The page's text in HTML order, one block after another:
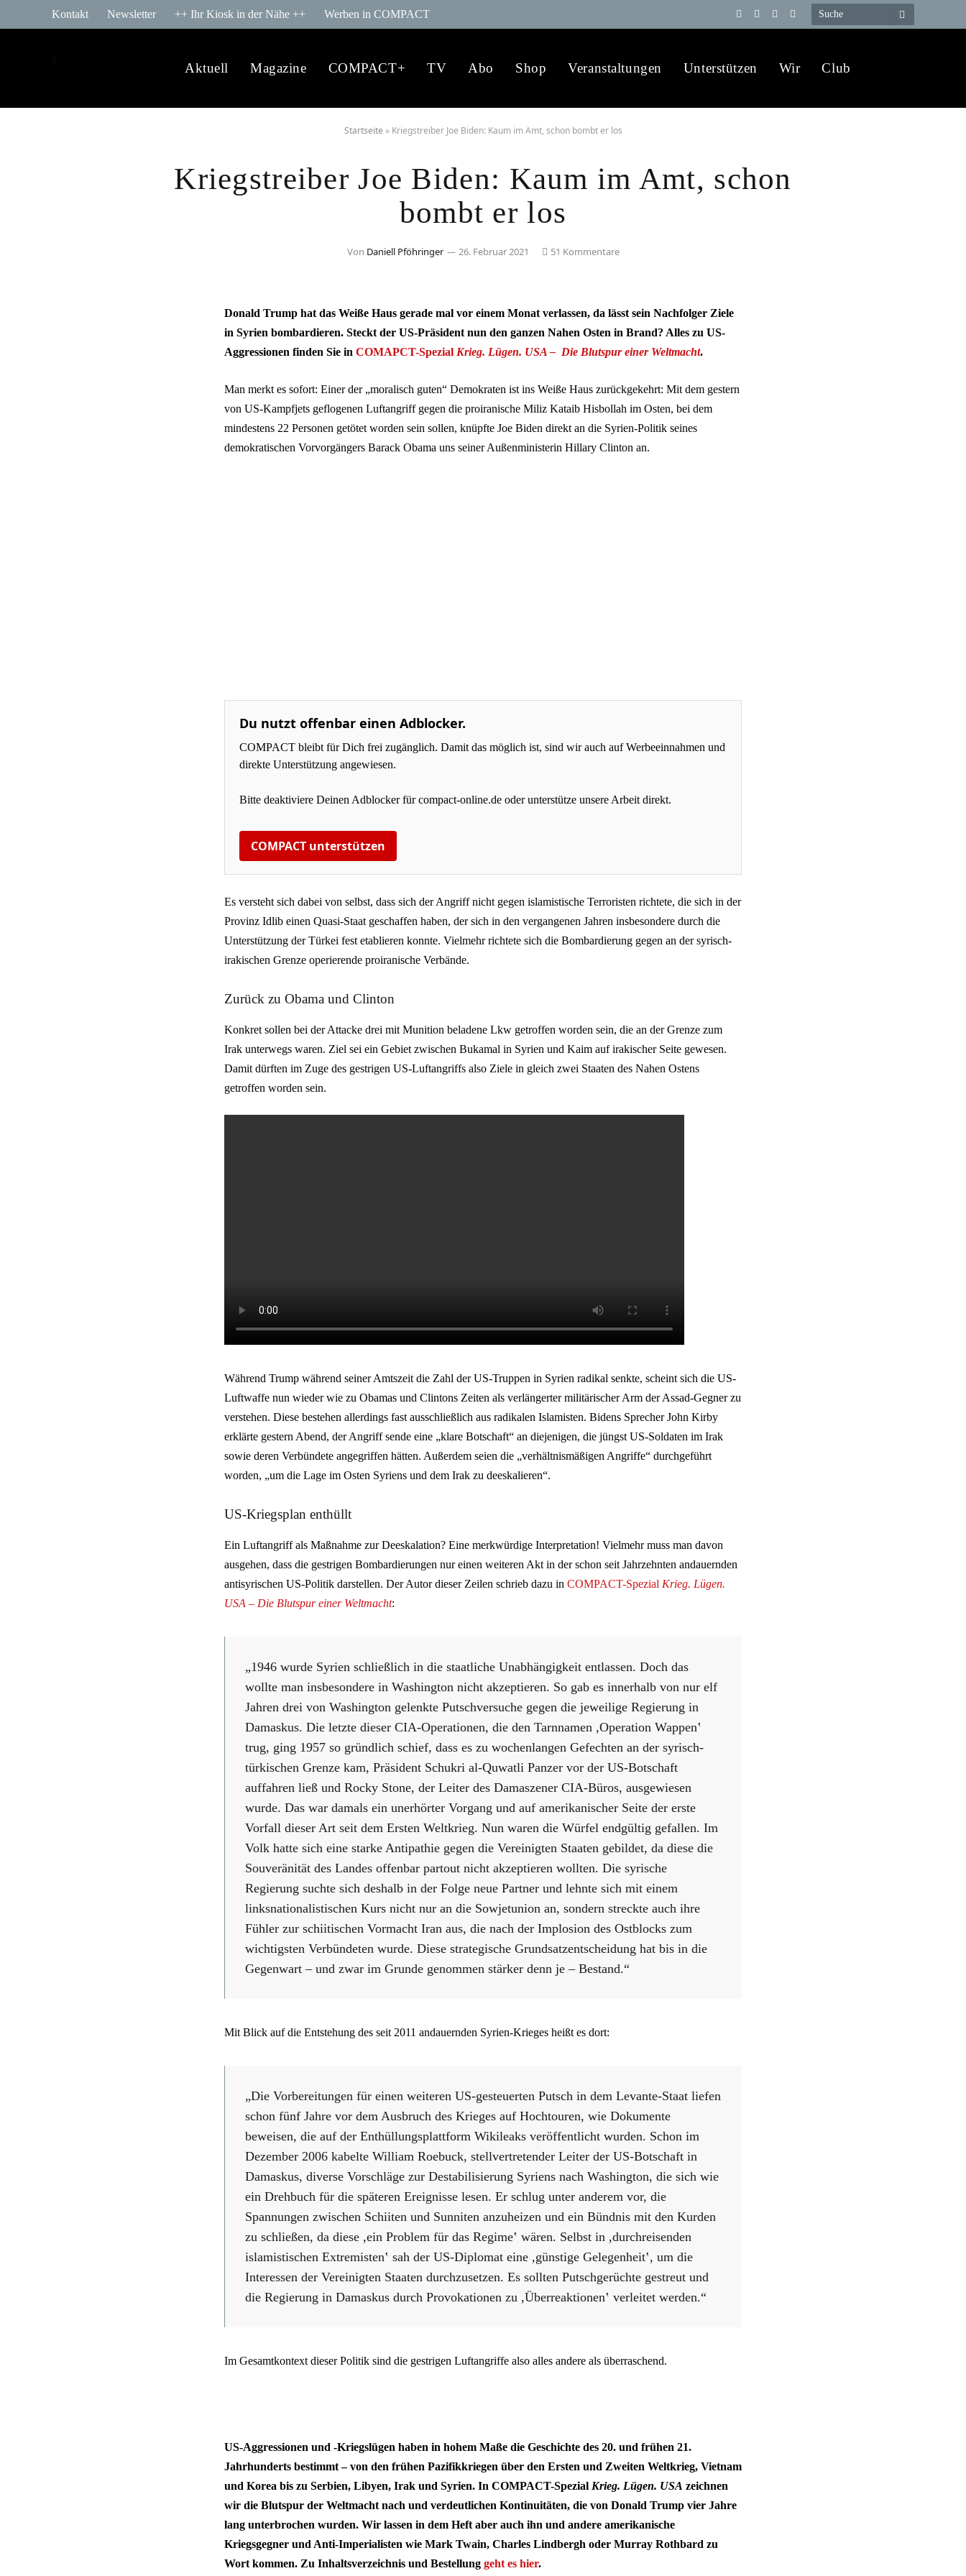
Kontakt Newsletter ++ Ihr Kiosk in der Nähe ++ Werben in COMPACT
Telegram
YouTube
X
WhatsApp
Aktuell Magazine COMPACT+ TV Abo Shop Veranstaltungen Unterstützen Wir Club
Startseite » Kriegstreiber Joe Biden: Kaum im Amt, schon bombt er los
Kriegstreiber Joe Biden: Kaum im Amt, schon
bombt er los
Von Daniell Pföhringer 26. Februar 2021 51 Kommentare
Donald Trump hat das Weiße Haus gerade mal vor einem Monat verlassen, da lässt sein Nachfolger Ziele
in Syrien bombardieren. Steckt der US-Präsident nun den ganzen Nahen Osten in Brand? Alles zu US-
Aggressionen finden Sie in COMAPCT-Spezial Krieg. Lügen. USA – Die Blutspur einer Weltmacht.
Man merkt es sofort: Einer der „moralisch guten“ Demokraten ist ins Weiße Haus zurückgekehrt: Mit dem gestern
von US-Kampfjets geflogenen Luftangriff gegen die proiranische Miliz Kataib Hisbollah im Osten, bei dem
mindestens 22 Personen getötet worden sein sollen, knüpfte Joe Biden direkt an die Syrien-Politik seines
demokratischen Vorvorgängers Barack Obama uns seiner Außenministerin Hillary Clinton an.
Du nutzt offenbar einen Adblocker.
COMPACT bleibt für Dich frei zugänglich. Damit das möglich ist, sind wir auch auf Werbeeinnahmen und
direkte Unterstützung angewiesen.
Bitte deaktiviere Deinen Adblocker für compact-online.de oder unterstütze unsere Arbeit direkt.
COMPACT unterstützen
Es versteht sich dabei von selbst, dass sich der Angriff nicht gegen islamistische Terroristen richtete, die sich in der
Provinz Idlib einen Quasi-Staat geschaffen haben, der sich in den vergangenen Jahren insbesondere durch die
Unterstützung der Türkei fest etablieren konnte. Vielmehr richtete sich die Bombardierung gegen an der syrisch-
irakischen Grenze operierende proiranische Verbände.
Zurück zu Obama und Clinton
Konkret sollen bei der Attacke drei mit Munition beladene Lkw getroffen worden sein, die an der Grenze zum
Irak unterwegs waren. Ziel sei ein Gebiet zwischen Bukamal in Syrien und Kaim auf irakischer Seite gewesen.
Damit dürften im Zuge des gestrigen US-Luftangriffs also Ziele in gleich zwei Staaten des Nahen Ostens
getroffen worden sein.
Während Trump während seiner Amtszeit die Zahl der US-Truppen in Syrien radikal senkte, scheint sich die US-
Luftwaffe nun wieder wie zu Obamas und Clintons Zeiten als verlängerter militärischer Arm der Assad-Gegner zu
verstehen. Diese bestehen allerdings fast ausschließlich aus radikalen Islamisten. Bidens Sprecher John Kirby
erklärte gestern Abend, der Angriff sende eine „klare Botschaft“ an diejenigen, die jüngst US-Soldaten im Irak
sowie deren Verbündete angegriffen hätten. Außerdem seien die „verhältnismäßigen Angriffe“ durchgeführt
worden, „um die Lage im Osten Syriens und dem Irak zu deeskalieren“.
US-Kriegsplan enthüllt
Ein Luftangriff als Maßnahme zur Deeskalation? Eine merkwürdige Interpretation! Vielmehr muss man davon
ausgehen, dass die gestrigen Bombardierungen nur einen weiteren Akt in der schon seit Jahrzehnten andauernden
antisyrischen US-Politik darstellen. Der Autor dieser Zeilen schrieb dazu in COMPACT-Spezial Krieg. Lügen.
USA – Die Blutspur einer Weltmacht:
„1946 wurde Syrien schließlich in die staatliche Unabhängigkeit entlassen. Doch das
wollte man insbesondere in Washington nicht akzeptieren. So gab es innerhalb von nur elf
Jahren drei von Washington gelenkte Putschversuche gegen die jeweilige Regierung in
Damaskus. Die letzte dieser CIA-Operationen, die den Tarnnamen ,Operation Wappen‛
trug, ging 1957 so gründlich schief, dass es zu wochenlangen Gefechten an der syrisch-
türkischen Grenze kam, Präsident Schukri al-Quwatli Panzer vor der US-Botschaft
auffahren ließ und Rocky Stone, der Leiter des Damaszener CIA-Büros, ausgewiesen
wurde. Das war damals ein unerhörter Vorgang und auf amerikanischer Seite der erste
Vorfall dieser Art seit dem Ersten Weltkrieg. Nun waren die Würfel endgültig gefallen. Im
Volk hatte sich eine starke Antipathie gegen die Vereinigten Staaten gebildet, da diese die
Souveränität des Landes offenbar partout nicht akzeptieren wollten. Die syrische
Regierung suchte sich deshalb in der Folge neue Partner und lehnte sich mit einem
linksnationalistischen Kurs nicht nur an die Sowjetunion an, sondern streckte auch ihre
Fühler zur schiitischen Vormacht Iran aus, die nach der Implosion des Ostblocks zum
wichtigsten Verbündeten wurde. Diese strategische Grundsatzentscheidung hat bis in die
Gegenwart – und zwar im Grunde genommen stärker denn je – Bestand.“
Mit Blick auf die Entstehung des seit 2011 andauernden Syrien-Krieges heißt es dort:
„Die Vorbereitungen für einen weiteren US-gesteuerten Putsch in dem Levante-Staat liefen
schon fünf Jahre vor dem Ausbruch des Krieges auf Hochtouren, wie Dokumente
beweisen, die auf der Enthüllungsplattform Wikileaks veröffentlicht wurden. Schon im
Dezember 2006 kabelte William Roebuck, stellvertretender Leiter der US-Botschaft in
Damaskus, diverse Vorschläge zur Destabilisierung Syriens nach Washington, die sich wie
ein Drehbuch für die späteren Ereignisse lesen. Er schlug unter anderem vor, die
Spannungen zwischen Schiiten und Sunniten anzuheizen und ein Bündnis mit den Kurden
zu schließen, da diese ,ein Problem für das Regime‛ wären. Selbst in ,durchreisenden
islamistischen Extremisten‛ sah der US-Diplomat eine ,günstige Gelegenheit‛, um die
Interessen der Vereinigten Staaten durchzusetzen. Es sollten Putschgerüchte gestreut und
die Regierung in Damaskus durch Provokationen zu ,Überreaktionen‛ verleitet werden.“
Im Gesamtkontext dieser Politik sind die gestrigen Luftangriffe also alles andere als überraschend.
US-Aggressionen und -Kriegslügen haben in hohem Maße die Geschichte des 20. und frühen 21.
Jahrhunderts bestimmt – von den frühen Pazifikkriegen über den Ersten und Zweiten Weltkrieg, Vietnam
und Korea bis zu Serbien, Libyen, Irak und Syrien. In COMPACT-Spezial Krieg. Lügen. USA zeichnen
wir die Blutspur der Weltmacht nach und verdeutlichen Kontinuitäten, die von Donald Trump vier Jahre
lang unterbrochen wurden. Wir lassen in dem Heft aber auch ihn und andere amerikanische
Kriegsgegner und Anti-Imperialisten wie Mark Twain, Charles Lindbergh oder Murray Rothbard zu
Wort kommen. Zu Inhaltsverzeichnis und Bestellung geht es hier.